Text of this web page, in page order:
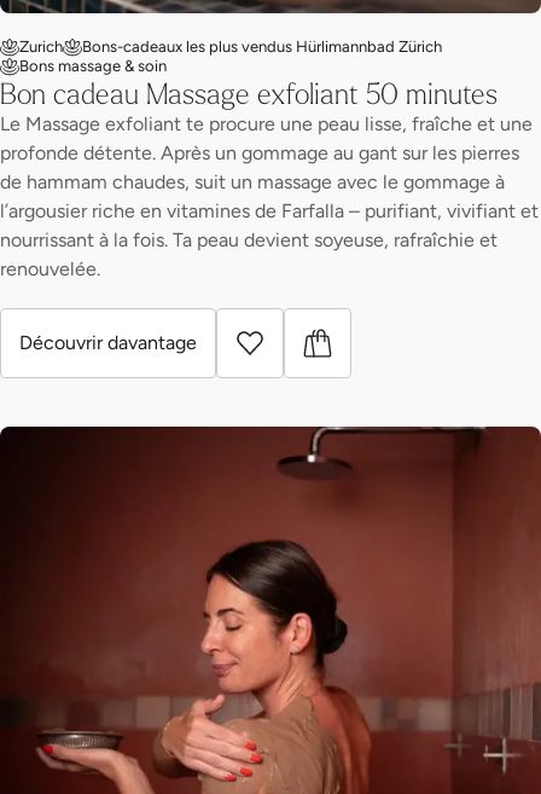
Zurich
Bons-cadeaux les plus vendus Hürlimannbad Zürich
Bons massage & soin
Bon cadeau Massage exfoliant 50 minutes
Le Massage exfoliant te procure une peau lisse, fraîche et une
profonde détente. Après un gommage au gant sur les pierres
de hammam chaudes, suit un massage avec le gommage à
l’argousier riche en vitamines de Farfalla – purifiant, vivifiant et
nourrissant à la fois. Ta peau devient soyeuse, rafraîchie et
renouvelée.
Découvrir davantage